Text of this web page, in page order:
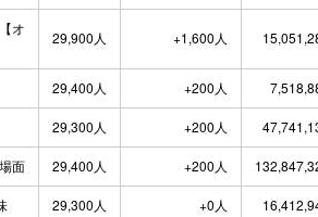
オ
29,900人 +1,600人
29,400人 +200人
29,300人 +200人
面 29,400人 +200人
29,300人 +0人